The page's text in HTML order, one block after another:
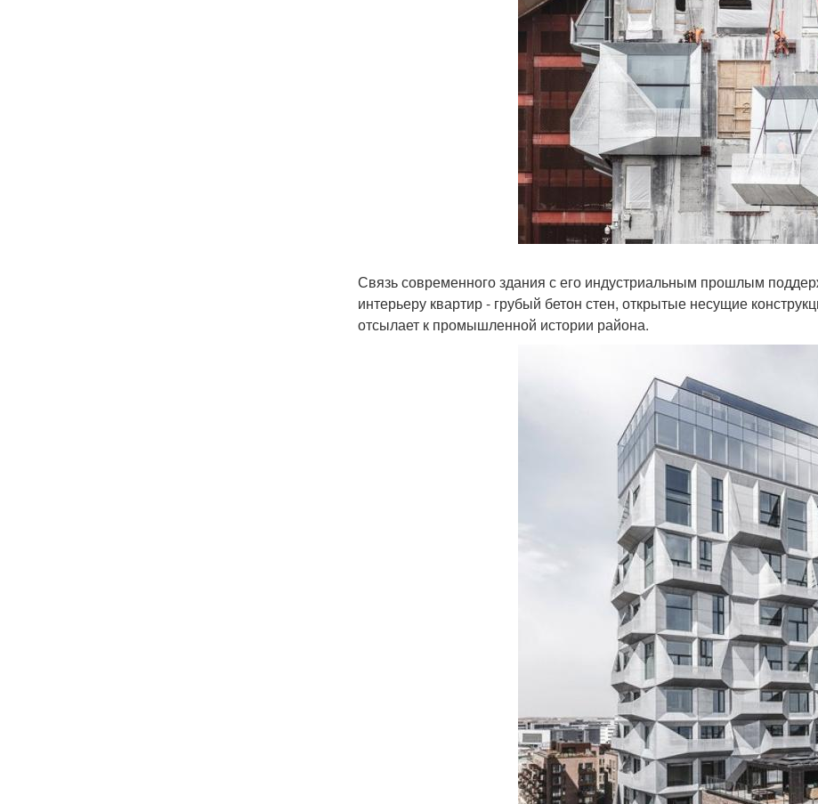
Связь современного здания с его индустриальным прошлым
интерьеру квартир - грубый бетон стен, открытые несущие
отсылает к промышленной истории района.